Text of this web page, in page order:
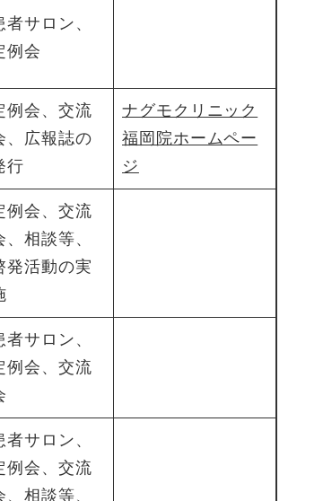
者サロン、
例会
例会、交流
、広報誌の
行
ナグモクリニック
福岡院ホームペー
ジ
例会、交流
、相談等、
発活動の実
者サロン、
例会、交流
者サロン、
例会、交流
、相談等、